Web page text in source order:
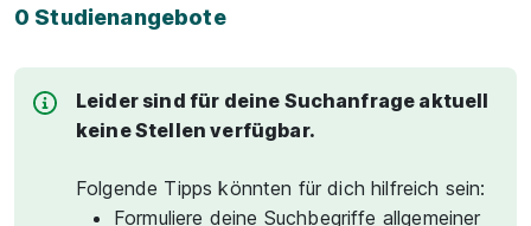
0 Studienangebote
Leider sind für deine Suchanfrage aktuell
keine Stellen verfügbar.
Folgende Tipps könnten für dich hilfreich sein:
Formuliere deine Suchbegriffe allgemeiner